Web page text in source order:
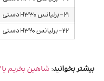
21-برلیانس H330 دستی
22-برلیانس H320 دستی
بیشتر بخوانید: شاهین بخریم یا ۲۰۷ ؟ مقایسه بین ۲۰۷ و شاهین